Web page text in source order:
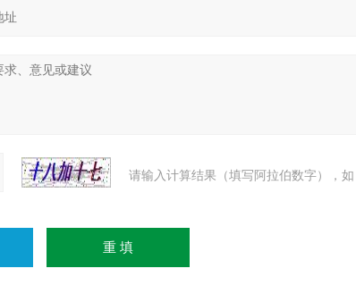
请输入计算结果（填写阿拉伯数字），